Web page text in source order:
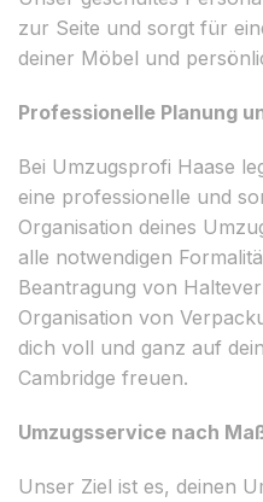
zur Seite und sorgt für
deiner Möbel und
Professionelle Planung
Bei Umzugsprofi Haase
eine professionelle und
Organisation deines
alle notwendigen
Beantragung von
Organisation von
dich voll und ganz auf
Cambridge freuen.
Umzugsservice nach
Unser Ziel ist es, deinen